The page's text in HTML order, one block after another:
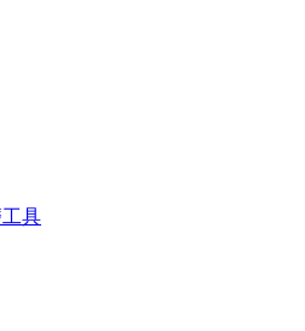
工具